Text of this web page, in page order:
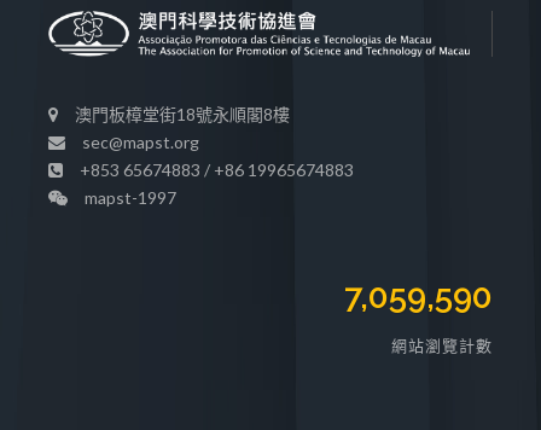
澳門板樟堂街18號永順閣8樓
sec@mapst.org
+853 65674883 / +86 19965674883
mapst-1997
7,059,590
網站瀏覽計數